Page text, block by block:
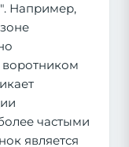
Например,
воротником
частыми
является